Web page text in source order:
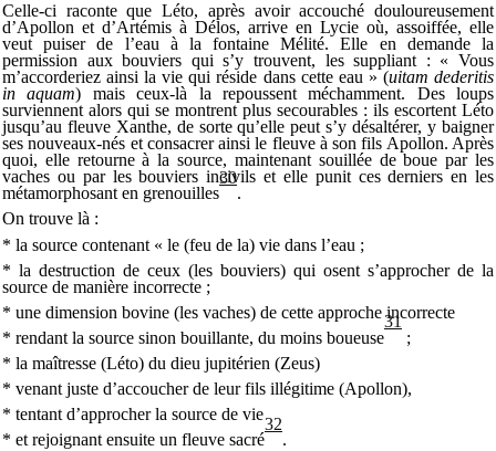
Celle-ci raconte que Léto, après avoir accouché douloureusement
d’Apollon et d’Artémis à Délos, arrive en Lycie où, assoiffée, elle
veut puiser de l’eau à la fontaine Mélité. Elle en demande la
permission aux bouviers qui s’y trouvent, les suppliant : « Vous
m’accorderiez ainsi la vie qui réside dans cette eau » (uitam dederitis
in aquam) mais ceux-là la repoussent méchamment. Des loups
surviennent alors qui se montrent plus secourables : ils escortent Léto
jusqu’au fleuve Xanthe, de sorte qu’elle peut s’y désaltérer, y baigner
ses nouveaux-nés et consacrer ainsi le fleuve à son fils Apollon. Après
quoi, elle retourne à la source, maintenant souillée de boue par les
vaches ou par les bouviers incivils et elle punit ces derniers en les
métamorphosant en grenouilles
30
.
On trouve là :
* la source contenant « le (feu de la) vie dans l’eau ;
* la destruction de ceux (les bouviers) qui osent s’approcher de la
source de manière incorrecte ;
* une dimension bovine (les vaches) de cette approche incorrecte
* rendant la source sinon bouillante, du moins boueuse
31
;
* la maîtresse (Léto) du dieu jupitérien (Zeus)
* venant juste d’accoucher de leur fils illégitime (Apollon),
* tentant d’approcher la source de vie
* et rejoignant ensuite un fleuve sacré
32
.